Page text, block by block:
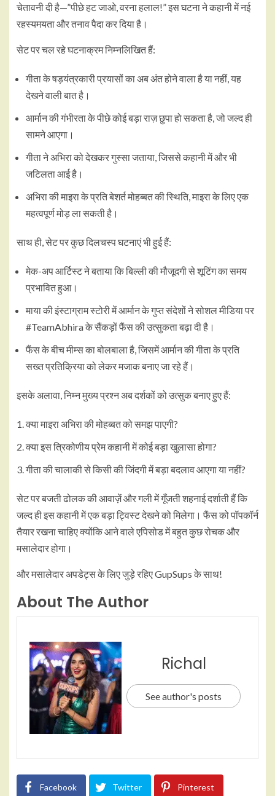
चेतावनी दी है—”पीछे हट जाओ, वरना हलाल!” इस घटना ने कहानी में नई
रहस्यमयता और तनाव पैदा कर दिया है।
सेट पर चल रहे घटनाक्रम निम्नलिखित हैं:
गीता के षड़यंत्रकारी प्रयासों का अब अंत होने वाला है या नहीं, यह
देखने वाली बात है।
आर्मान की गंभीरता के पीछे कोई बड़ा राज़ छुपा हो सकता है, जो जल्द ही
सामने आएगा।
गीता ने अभिरा को देखकर गुस्सा जताया, जिससे कहानी में और भी
जटिलता आई है।
अभिरा की माइरा के प्रति बेशर्त मोहब्बत की स्थिति, माइरा के लिए एक
महत्वपूर्ण मोड़ ला सकती है।
साथ ही, सेट पर कुछ दिलचस्प घटनाएं भी हुई हैं:
मेक-अप आर्टिस्ट ने बताया कि बिल्ली की मौजूदगी से शूटिंग का समय
प्रभावित हुआ।
माया की इंस्टाग्राम स्टोरी में आर्मान के गुप्त संदेशों ने सोशल मीडिया पर
#TeamAbhira के सैंकड़ों फैंस की उत्सुकता बढ़ा दी है।
फैंस के बीच मीम्स का बोलबाला है, जिसमें आर्मान की गीता के प्रति
सख्त प्रतिक्रिया को लेकर मजाक बनाए जा रहे हैं।
इसके अलावा, निम्न मुख्य प्रश्न अब दर्शकों को उत्सुक बनाए हुए हैं:
क्या माइरा अभिरा की मोहब्बत को समझ पाएगी?
क्या इस त्रिकोणीय प्रेम कहानी में कोई बड़ा खुलासा होगा?
गीता की चालाकी से किसी की जिंदगी में बड़ा बदलाव आएगा या नहीं?
सेट पर बजती ढोलक की आवाज़ें और गली में गूँजती शहनाई दर्शाती हैं कि
जल्द ही इस कहानी में एक बड़ा ट्विस्ट देखने को मिलेगा। फैंस को पॉपकॉर्न
तैयार रखना चाहिए क्योंकि आने वाले एपिसोड में बहुत कुछ रोचक और
मसालेदार होगा।
और मसालेदार अपडेट्स के लिए जुड़े रहिए GupSups के साथ!
About The Author
Richal
See author's posts
Facebook Twitter Pinterest